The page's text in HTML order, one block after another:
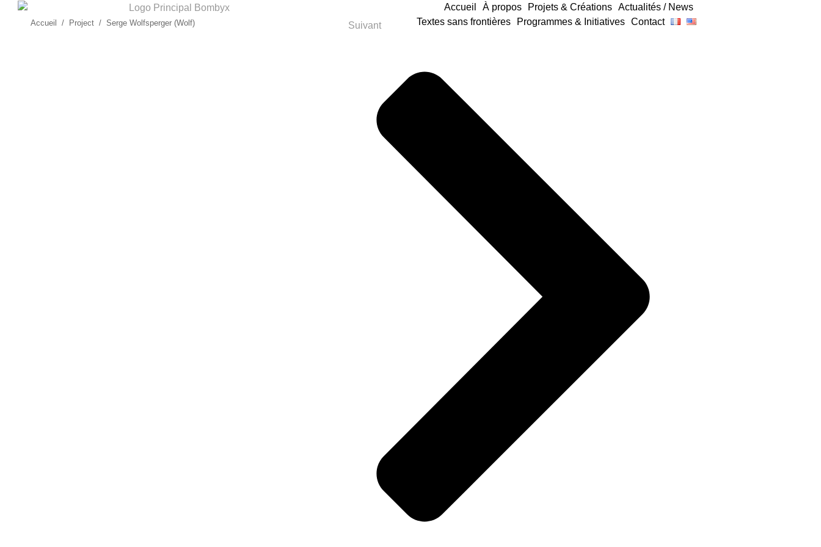
Accueil À propos Projets & Créations Actualités / News
Textes sans frontières
Programmes & Initiatives Contact
Vous êtes ici :
Accueil Project Serge Wolfsperger (Wolf) Suivant